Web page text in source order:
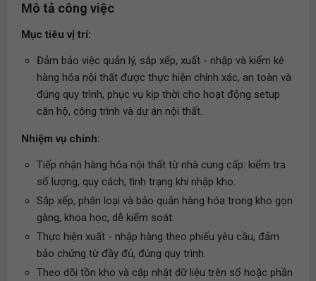
Mô tả công việc
Mục tiêu vị trí:
Đảm bảo việc quản lý, sắp xếp, xuất - nhập và kiểm kê
hàng hóa nội thất được thực hiện chính xác, an toàn và
đúng quy trình, phục vụ kịp thời cho hoạt động setup
căn hộ, công trình và dự án nội thất.
Nhiệm vụ chính:
Tiếp nhận hàng hóa nội thất từ nhà cung cấp: kiểm tra
số lượng, quy cách, tình trạng khi nhập kho.
Sắp xếp, phân loại và bảo quản hàng hóa trong kho gọn
gàng, khoa học, dễ kiểm soát.
Thực hiện xuất - nhập hàng theo phiếu yêu cầu, đảm
bảo chứng từ đầy đủ, đúng quy trình.
Theo dõi tồn kho và cập nhật dữ liệu trên sổ hoặc phần